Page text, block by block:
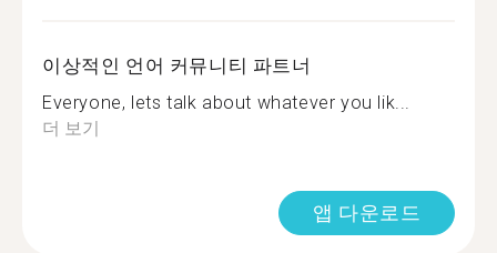
이상적인 언어 커뮤니티 파트너
Everyone, lets talk about whatever you lik...
더 보기
앱 다운로드